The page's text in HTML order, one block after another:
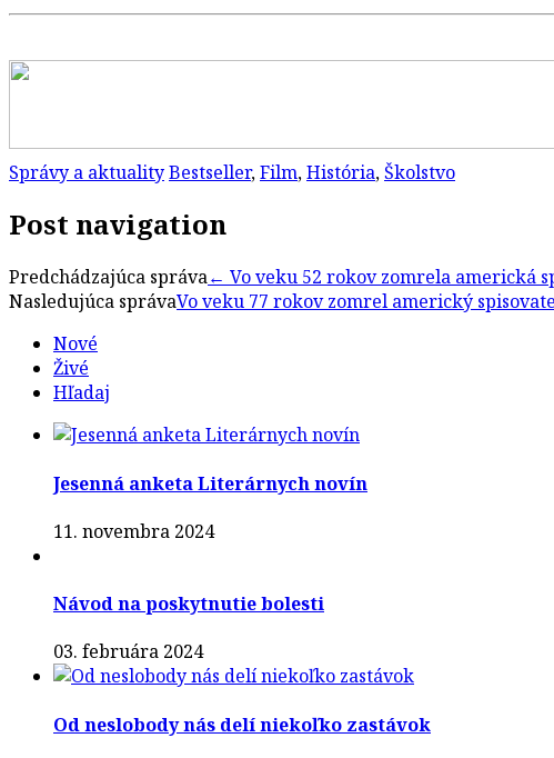
Správy a aktualityBestseller,Film,História,Školstvo
Post navigation
Predchádzajúca správa← Vo veku 52 rokov zomrela americká
Nasledujúca správaVo veku 77 rokov zomrel americký
Nové
Živé
Hľadaj
Jesenná anketa Literárnych novín
11. novembra 2024
Návod na poskytnutie bolesti
03. februára 2024
Od neslobody nás delí niekoľko zastávok